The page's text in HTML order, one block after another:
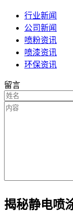
行业新闻
公司新闻
喷粉资讯
喷漆资讯
环保资讯
留言
揭秘静电喷